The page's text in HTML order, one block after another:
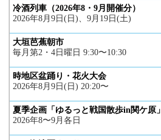
冷酒列車（2026年8・9月開催分）
2026年8月9日(日)、9月19日(土)
大垣芭蕉朝市
毎月第2・4日曜日 9:30〜10:30
時地区盆踊り・花火大会
2026年8月9日(日) 20:20〜
夏季企画「ゆるっと戦国散歩in関ケ原」
2026年8〜9月各日